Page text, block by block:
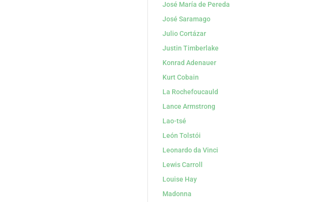
José María de Pereda
José Saramago
Julio Cortázar
Justin Timberlake
Konrad Adenauer
Kurt Cobain
La Rochefoucauld
Lance Armstrong
Lao-tsé
León Tolstói
Leonardo da Vinci
Lewis Carroll
Louise Hay
Madonna